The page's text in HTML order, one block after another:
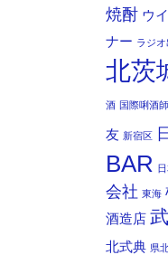
焼酎 ウ
ナー ラジ
北茨
酒 国際唎酒師
友 新宿区
BAR
会社 東海
酒造店
北式典 県